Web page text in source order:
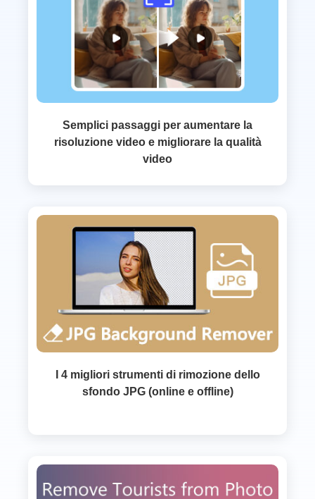
Semplici passaggi per aumentare la
risoluzione video e migliorare la qualità
video
I 4 migliori strumenti di rimozione dello
sfondo JPG (online e offline)